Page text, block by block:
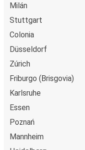
Milán
Stuttgart
Colonia
Düsseldorf
Zúrich
Friburgo (Brisgovia)
Karlsruhe
Essen
Poznań
Mannheim